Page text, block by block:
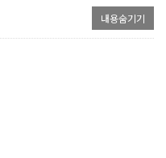
내용숨기기